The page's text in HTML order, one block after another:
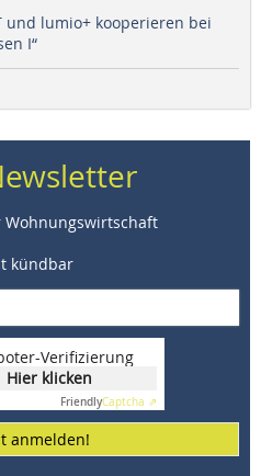
und lumio+ kooperieren bei
I“
Wohnungswirtschaft
kündbar
Verifizierung
Hier klicken
FriendlyCaptcha ⇗
anmelden!